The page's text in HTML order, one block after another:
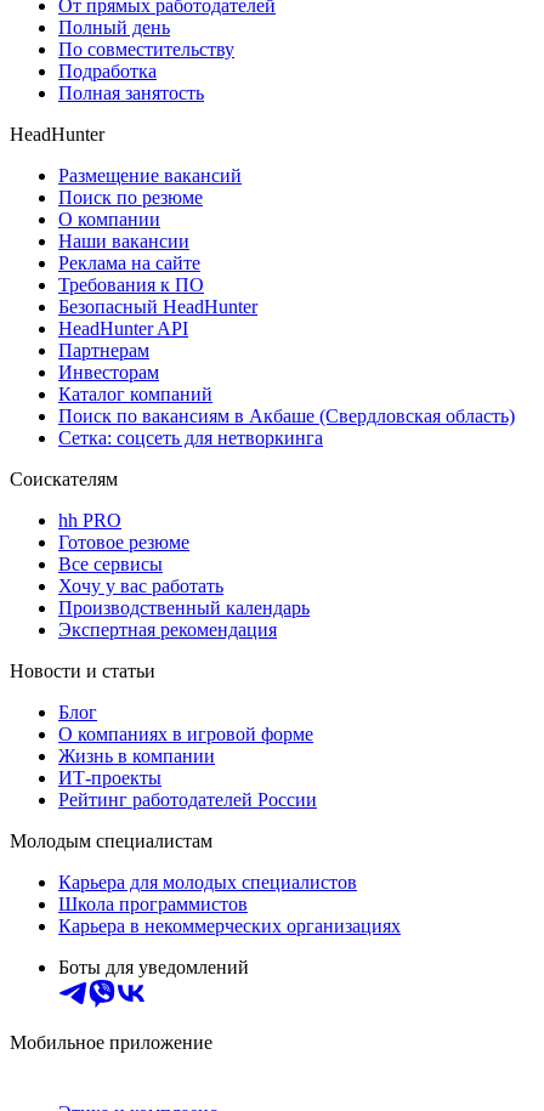
От прямых работодателей
Полный день
По совместительству
Подработка
Полная занятость
HeadHunter
Размещение вакансий
Поиск по резюме
О компании
Наши вакансии
Реклама на сайте
Требования к ПО
Безопасный HeadHunter
HeadHunter API
Партнерам
Инвесторам
Каталог компаний
Поиск по вакансиям в Акбаше (Свердловская область)
Сетка: соцсеть для нетворкинга
Соискателям
hh PRO
Готовое резюме
Все сервисы
Хочу у вас работать
Производственный календарь
Экспертная рекомендация
Новости и статьи
Блог
О компаниях в игровой форме
Жизнь в компании
ИТ-проекты
Рейтинг работодателей России
Молодым специалистам
Карьера для молодых специалистов
Школа программистов
Карьера в некоммерческих организациях
Боты для уведомлений
Мобильное приложение